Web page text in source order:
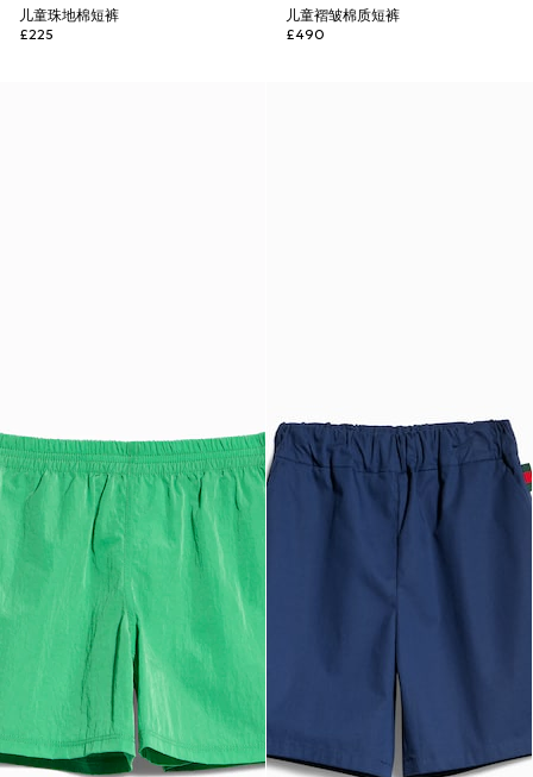
儿童珠地棉短裤
£225
儿童褶皱棉质短裤
£490